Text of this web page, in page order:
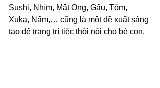
Sushi, Nhím, Mật Ong, Gấu, Tôm,
Xuka, Nấm,… cũng là một đề xuất sáng
tạo để trang trí tiệc thôi nôi cho bé con.